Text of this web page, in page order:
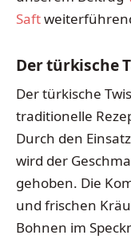
Saft
Der türkische
Der türkische
traditionelle
Durch den
wird der
gehoben. Die
und frischen
Bohnen im